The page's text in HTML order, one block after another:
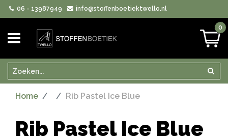
06 - 13987949 info@stoffenboetiektwello.nl
0
Zoeken
Home Rib Pastel Ice Blue
Rib Pastel Ice Blue